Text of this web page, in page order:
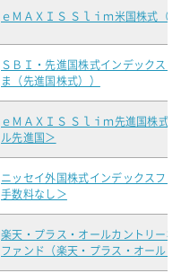
ｅＭＡＸＩＳ Ｓｌｉｍ米国株式（
ＳＢＩ・先進国株式インデックス
ま（先進国株式））
ｅＭＡＸＩＳ Ｓｌｉｍ先進国株式
ル先進国＞
ニッセイ外国株式インデックスフ
手数料なし＞
楽天・プラス・オールカントリー株
ファンド（楽天・プラス・オールカ